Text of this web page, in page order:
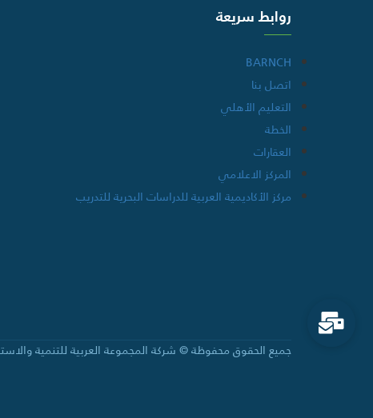
روابط سريعة
BARNCH
اتصل بنا
التعليم الأهلي
الخطة
العقارات
المركز الاعلامي
مركز الأكاديمية العربية للدراسات البحرية للتدريب
جميع الحقوق محفوظة © شركة المجموعة العربية للتنمية والاستثمار